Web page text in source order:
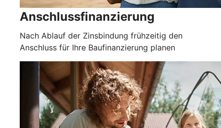
Anschlussfinanzierung
Nach Ablauf der Zinsbindung frühzeitig den
Anschluss für Ihre Baufinanzierung planen